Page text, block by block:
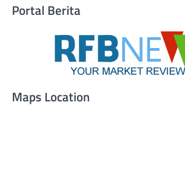
Portal Berita
Maps Location